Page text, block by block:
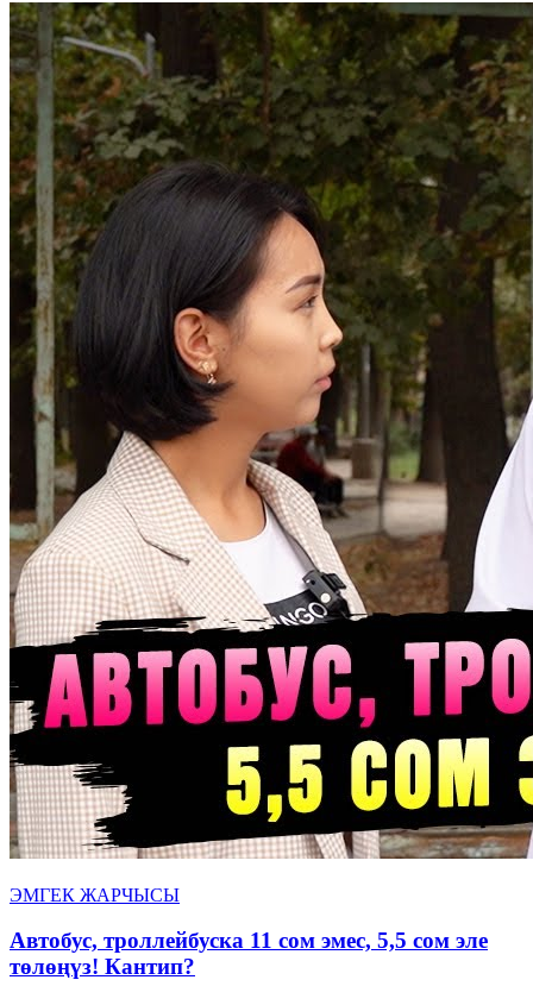
ЭМГЕК ЖАРЧЫСЫ
Автобус, троллейбуска 11 сом эмес, 5,5 сом эле
төлөңүз! Кантип?